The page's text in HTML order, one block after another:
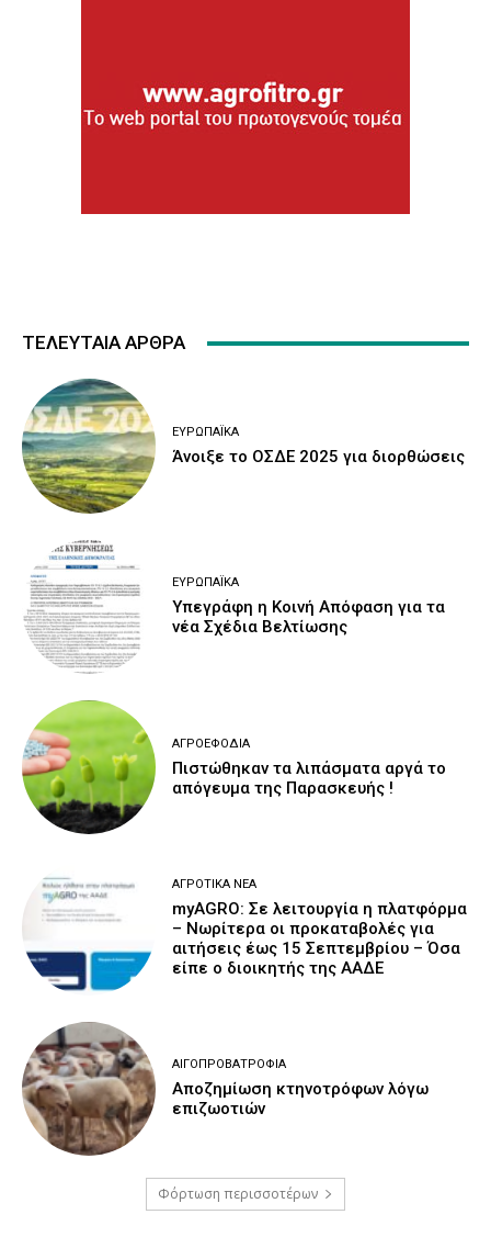
ΤΕΛΕΥΤΑΙΑ ΑΡΘΡΑ
ΕΥΡΩΠΑΪΚΆ
Άνοιξε το ΟΣΔΕ 2025 για διορθώσεις
ΕΥΡΩΠΑΪΚΆ
Υπεγράφη η Κοινή Απόφαση για τα
νέα Σχέδια Βελτίωσης
ΑΓΡΟΕΦΌΔΙΑ
Πιστώθηκαν τα λιπάσματα αργά το
απόγευμα της Παρασκευής !
ΑΓΡΟΤΙΚΆ ΝΈΑ
myAGRO: Σε λειτουργία η πλατφόρμα
– Νωρίτερα οι προκαταβολές για
αιτήσεις έως 15 Σεπτεμβρίου – Όσα
είπε ο διοικητής της ΑΑΔΕ
ΑΙΓΟΠΡΟΒΑΤΡΟΦΊΑ
Αποζημίωση κτηνοτρόφων λόγω
επιζωοτιών
Φόρτωση περισσοτέρων